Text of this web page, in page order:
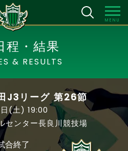
MENU
程・結果
& RESULTS
J3リーグ 第26節
(土) 19:00
センター長良川競技場
合終了